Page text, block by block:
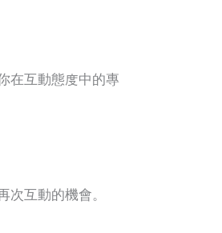
在互動態度中的專
互動的機會。